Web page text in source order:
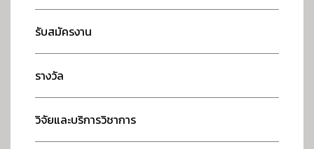
รับสมัครงาน
รางวัล
วิจัยและบริการวิชาการ